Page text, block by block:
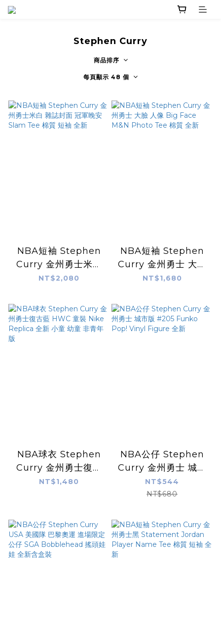
Stephen Curry
商品排序
每頁顯示 48 個
NBA短袖 Stephen
Curry 金州勇士米白
雜誌封面 冠軍晚安
全新
NT$2,080
NBA短袖 Stephen
Curry 金州勇士 大臉
人像 Big Face M&N
NT$1,680
NBA球衣 Stephen
Curry 金州勇士復古
藍 HWC 童裝 Nike
NT$1,480
NBA公仔 Stephen
Curry 金州勇士 城市
版 #205 Funko
Pop! Vinyl Figure
NT$544
NT$680